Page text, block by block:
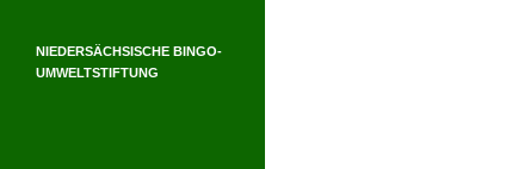
NIEDERSÄCHSISCHE BINGO-
UMWELTSTIFTUNG